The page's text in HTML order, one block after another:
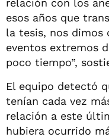
relación con los
esos años que
la tesis, nos dimos
eventos extremos
poco tiempo”,
El equipo detectó
tenían cada vez
relación a este
hubiera ocurrido